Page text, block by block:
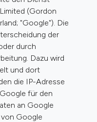
(Gordon
"Google"). Die
der
durch
Dazu wird
und dort
die IP-Adresse
für den
an Google
Google